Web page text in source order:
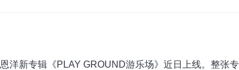
新专辑《PLAY GROUND游乐场》近日上线。整张